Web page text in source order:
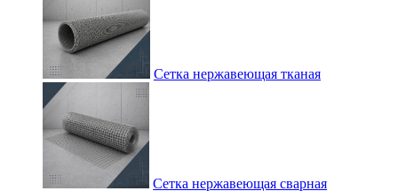
Сетка нержавеющая тканая
Сетка нержавеющая сварная